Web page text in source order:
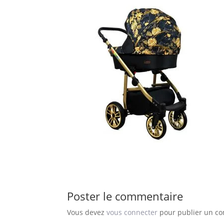
Poster le commentaire
Vous devezvous connecter pour publier un